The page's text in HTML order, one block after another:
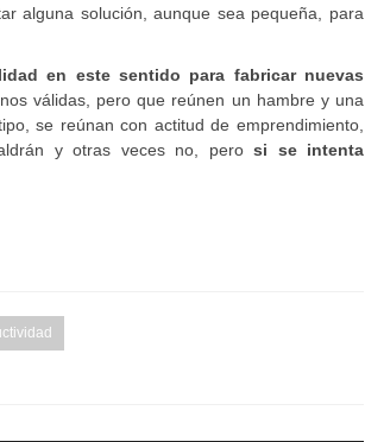
alguna solución, aunque sea pequeña, para
en este sentido para fabricar nuevas
válidas, pero que reúnen un hambre y una
se reúnan con actitud de emprendimiento,
y otras veces no, perosi se intenta